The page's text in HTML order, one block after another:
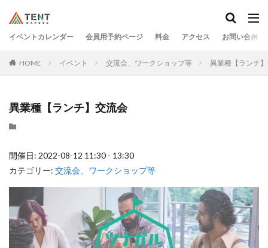
イベントカレンダー 会員用予約ページ 料金 アクセス お問い合わせ
HOME イベント 交流会、ワークショップ等 異業種【ランチ
異業種【ランチ】交流会
開催日: 2022-08-12 11:30 - 13:30
カテゴリー: 交流会、ワークショップ等